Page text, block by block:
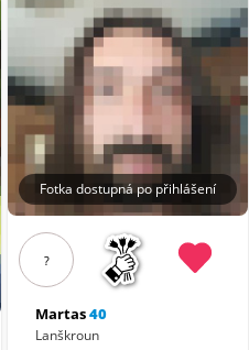
Fotka dostupná po přihlášení
?
Martas40
Lanškroun